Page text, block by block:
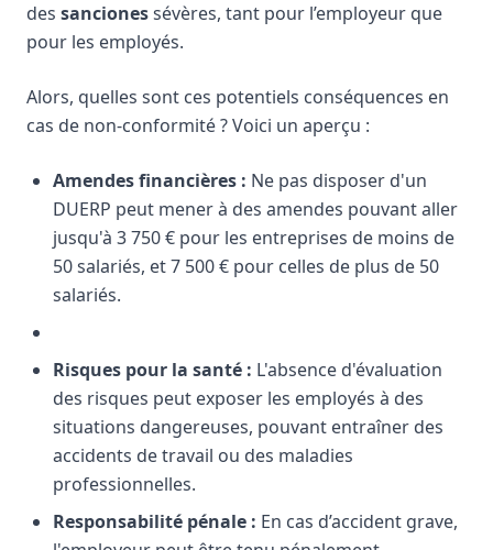
des sancionessévères, tant pour l’employeur que
pour les employés.
Alors, quelles sont ces potentiels conséquences en
cas de non-conformité ? Voici un aperçu :
Amendes financières : Ne pas disposer d'un
DUERP peut mener à des amendes pouvant aller
jusqu'à 3 750 € pour les entreprises de moins de
50 salariés, et 7 500 € pour celles de plus de 50
salariés.
Risques pour la santé : L'absence d'évaluation
des risques peut exposer les employés à des
situations dangereuses, pouvant entraîner des
accidents de travail ou des maladies
professionnelles.
Responsabilité pénale : En cas d’accident grave,